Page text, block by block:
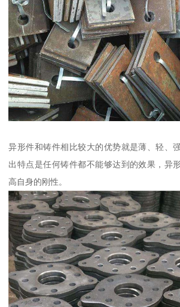
异形件和铸件相比较大的优势就是薄、轻、
出特点是任何铸件都不能够达到的效果，异
高自身的刚性。